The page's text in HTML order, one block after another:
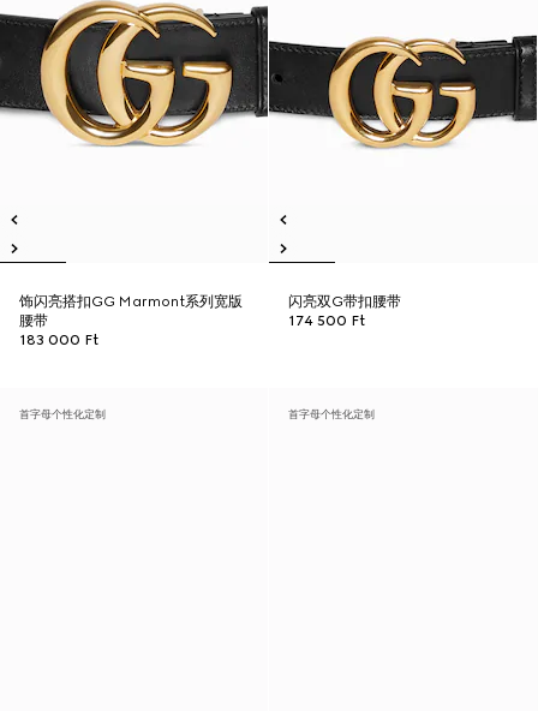
饰闪亮搭扣GG Marmont系列宽版
腰带
183 000 Ft
闪亮双G带扣腰带
174 500 Ft
首字母个性化定制 首字母个性化定制